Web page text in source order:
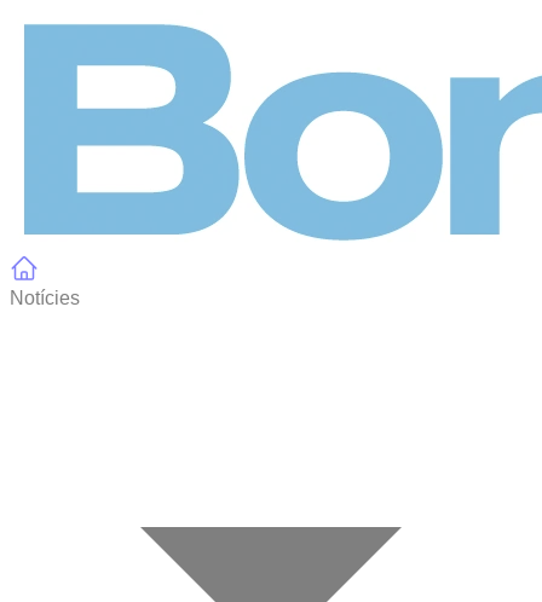
Notícies